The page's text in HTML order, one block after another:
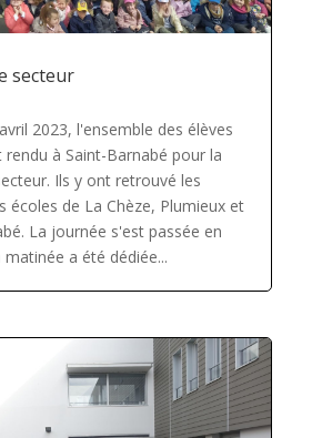
secteur
2023, l'ensemble des élèves
rendu à Saint-Barnabé pour la
Ils y ont retrouvé les
écoles de La Chèze, Plumieux et
La journée s'est passée en
a été dédiée...